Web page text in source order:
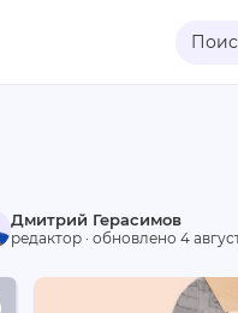
Дмитрий Герасимов
редактор · обновлено 4